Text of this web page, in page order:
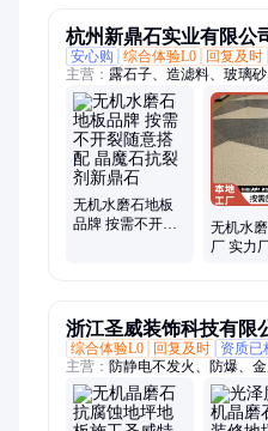
杭州新鼎石实业有限公
安心购
综合体验L0 回复及时
主营： 露石子、造滤料、玻璃
刚沙、灰石子、白水泥、金刚
流平、水洗沙、铜矿砂、水洗
磨石、玻璃钢、黑石子、黑水
无机水磨石地板
品牌 按需不开裂
无机水
厂 实力
浙江圣威装饰科技有限
综合体验L0
回复及时 资质已
主营： 防静电不发火、防爆、
静电地坪材料